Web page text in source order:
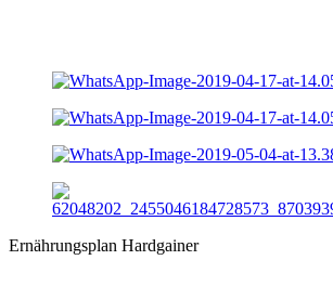
Ernährungsplan Hardgainer